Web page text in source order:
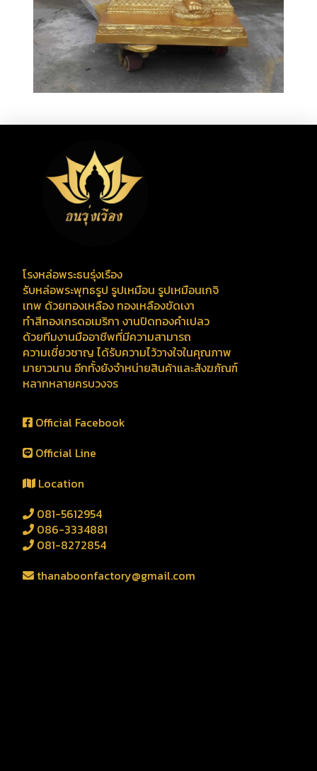
โรงหล่อพระธนรุ่งเรือง
รับหล่อพระพุทธรูป รูปเหมือน รูปเหมือนเกจิ
เทพ ด้วยทองเหลือง ทองเหลืองขัดเงา
ทำสีทองเกรดอเมริกา งานปิดทองคำเปลว
ด้วยทีมงานมืออาชีพที่มีความสามารถ
ความเชี่ยวชาญ ได้รับความไว้วางใจในคุณภาพ
มายาวนาน อีกทั้งยังจำหน่ายสินค้าและสังฆภัณฑ์
หลากหลายครบวงจร
Official Facebook
Official Line
Location
081-5612954
086-3334881
081-8272854
thanaboonfactory@gmail.com